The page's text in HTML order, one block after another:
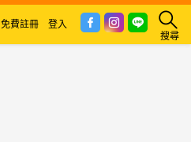
搜尋
免費註冊 登入